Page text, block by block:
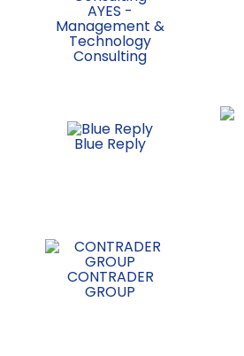
AYES -
Management &
Technology
Consulting
Blue Reply
CONTRADER
GROUP